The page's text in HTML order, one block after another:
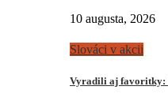
10 augusta, 2026
Slováci v akcii
Vyradili aj favoritky: